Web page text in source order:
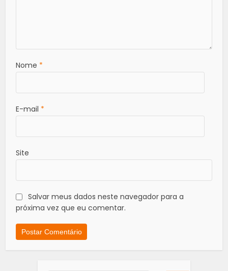
Nome *
E-mail *
Site
Salvar meus dados neste navegador para a
próxima vez que eu comentar.